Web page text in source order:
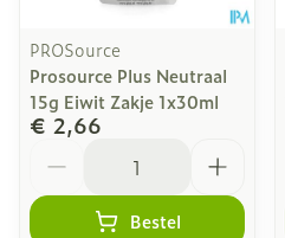
PROSource
Prosource Plus Neutraal
15g Eiwit Zakje 1x30ml
€ 2,66
Bestel